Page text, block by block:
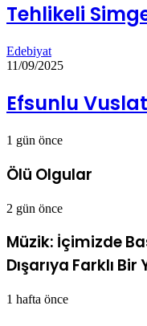
Tehlikeli
Edebiyat
11/09/2025
Efsunlu Vuslat
1 gün önce
Ölü Olgular
2 gün önce
Müzik: İçimizde
Dışarıya Farklı Bir
1 hafta önce